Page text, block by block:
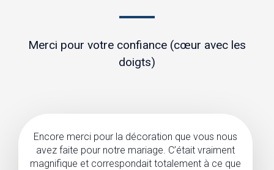
Merci pour votre confiance (cœur avec les
doigts)
Encore merci pour la décoration que vous nous
avez faite pour notre mariage. C’était vraiment
magnifique et correspondait totalement à ce que